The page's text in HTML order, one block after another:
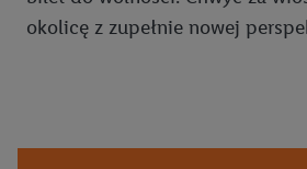
okolicę z zupełnie nowej